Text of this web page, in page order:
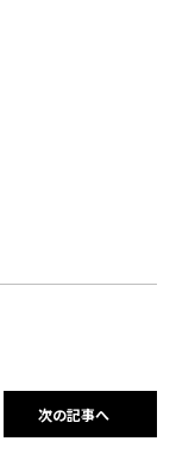
次の記事へ